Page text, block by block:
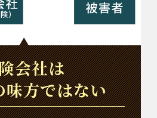
会社は
味方ではない